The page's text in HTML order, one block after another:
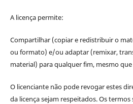
A licença permite:
Compartilhar (copiar e redistribuir o
ou formato) e/ou adaptar (remixar,
material) para qualquer fim, mesmo
O licenciante não pode revogar estes
da licença sejam respeitados. Os termos